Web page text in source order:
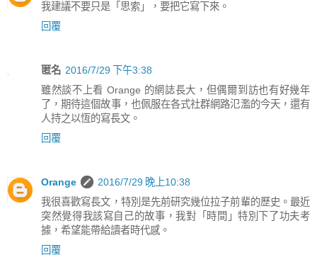
我建議不要只是「思索」，要把它寫下來。
回覆
匿名 2016/7/29 下午3:38
雖然談不上看 Orange 的網誌長大，但偶爾到訪也有好幾年
了，期待這個故事，也佩服在各式社群網路氾濫的今天，還有
人持之以恆的寫長文。
回覆
Orange
2016/7/29 晚上10:38
我很喜歡寫長文，特別是先前研究幾位拉子前輩的歷史。最近
突然覺得我該寫自己的故事，我對「時間」特別下了功夫考
據，希望能帶給讀者時代感。
回覆